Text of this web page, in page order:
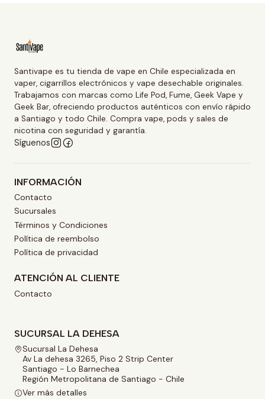
Santivape es tu tienda de vape en Chile especializada en
vaper, cigarrillos electrónicos y vape desechable originales.
Trabajamos con marcas como Life Pod, Fume, Geek Vape y
Geek Bar, ofreciendo productos auténticos con envío rápido
a Santiago y todo Chile. Compra vape, pods y sales de
nicotina con seguridad y garantía.
Síguenos
INFORMACIÓN
Contacto
Sucursales
Términos y Condiciones
Política de reembolso
Política de privacidad
ATENCIÓN AL CLIENTE
Contacto
SUCURSAL LA DEHESA
Sucursal La Dehesa
Av La dehesa 3265, Piso 2 Strip Center
Santiago - Lo Barnechea
Región Metropolitana de Santiago - Chile
Ver más detalles